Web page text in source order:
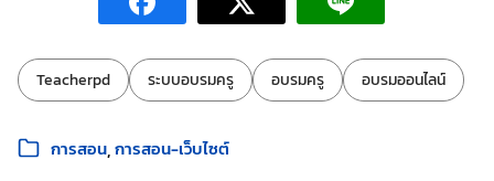
ป้ายกำกับ:
Teacherpd ระบบอบรมครู อบรมครู อบรมออนไลน์
หมวดหมู่:
การสอน การสอน-เว็บไซต์